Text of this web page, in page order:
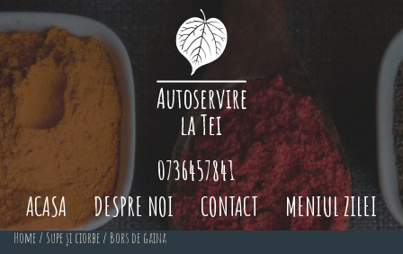
ACASA DESPRE NOI CONTACT MENIUL ZILEI
0736457841
Home / Supe și ciorbe / Bors de gaina